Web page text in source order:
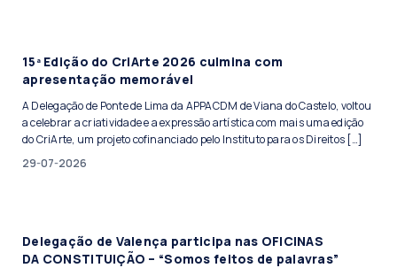
15ª Edição do CriArte 2026 culmina com
apresentação memorável
A Delegação de Ponte de Lima da APPACDM de Viana do Castelo, voltou
a celebrar a criatividade e a expressão artística com mais uma edição
do CriArte, um projeto cofinanciado pelo Instituto para os Direitos […]
29-07-2026
Delegação de Valença participa nas OFICINAS
DA CONSTITUIÇÃO – “Somos feitos de palavras”